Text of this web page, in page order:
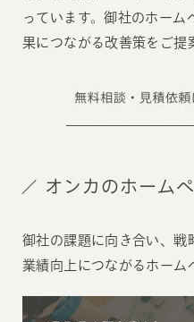
っています。御社のホーム
果につながる改善策をご提
オンカのホーム
御社の課題に向き合い、戦
業績向上につながるホーム